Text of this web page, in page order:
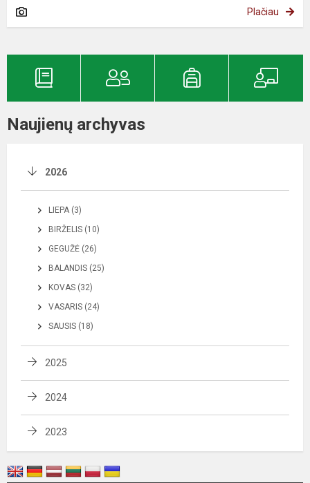
Plačiau
Naujienų archyvas
2026
LIEPA (3)
BIRŽELIS (10)
GEGUŽĖ (26)
BALANDIS (25)
KOVAS (32)
VASARIS (24)
SAUSIS (18)
2025
2024
2023